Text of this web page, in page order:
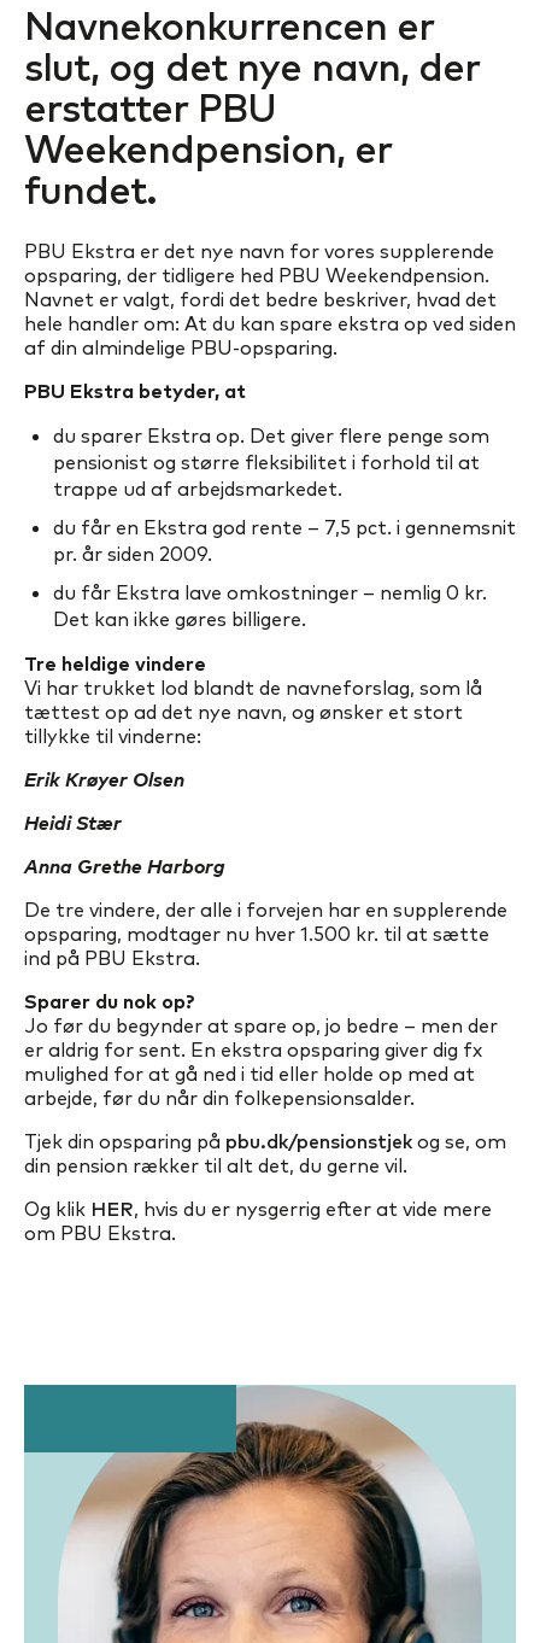
Navnekonkurrencen er
slut, og det nye navn, der
erstatter PBU
Weekendpension, er
fundet.
PBU Ekstra er det nye navn for vores supplerende
opsparing, der tidligere hed PBU Weekendpension.
Navnet er valgt, fordi det bedre beskriver, hvad det
hele handler om: At du kan spare ekstra op ved siden
af din almindelige PBU-opsparing.
PBU Ekstra betyder, at
du sparer Ekstra op. Det giver flere penge som
pensionist og større fleksibilitet i forhold til at
trappe ud af arbejdsmarkedet.
du får en Ekstra god rente – 7,5 pct. i gennemsnit
pr. år siden 2009.
du får Ekstra lave omkostninger – nemlig 0 kr.
Det kan ikke gøres billigere.
Tre heldige vindere
Vi har trukket lod blandt de navneforslag, som lå
tættest op ad det nye navn, og ønsker et stort
tillykke til vinderne:
Erik Krøyer Olsen
Heidi Stær
Anna Grethe Harborg
De tre vindere, der alle i forvejen har en supplerende
opsparing, modtager nu hver 1.500 kr. til at sætte
ind på PBU Ekstra.
Sparer du nok op?
Jo før du begynder at spare op, jo bedre – men der
er aldrig for sent. En ekstra opsparing giver dig fx
mulighed for at gå ned i tid eller holde op med at
arbejde, før du når din folkepensionsalder.
Tjek din opsparing på pbu.dk/pensionstjek og se, om
din pension rækker til alt det, du gerne vil.
Og klik HER, hvis du er nysgerrig efter at vide mere
om PBU Ekstra.